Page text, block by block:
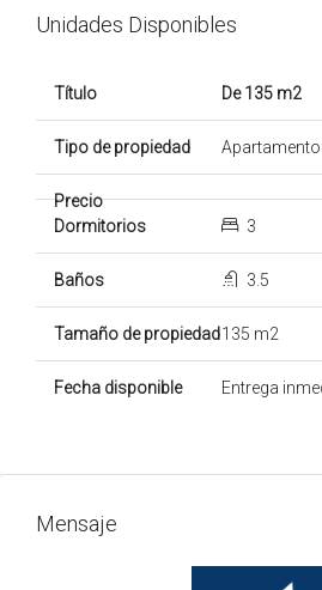
Unidades Disponibles
De 135 m2
Apartamento
3
3.5
135 m2
Entrega
Mensaje